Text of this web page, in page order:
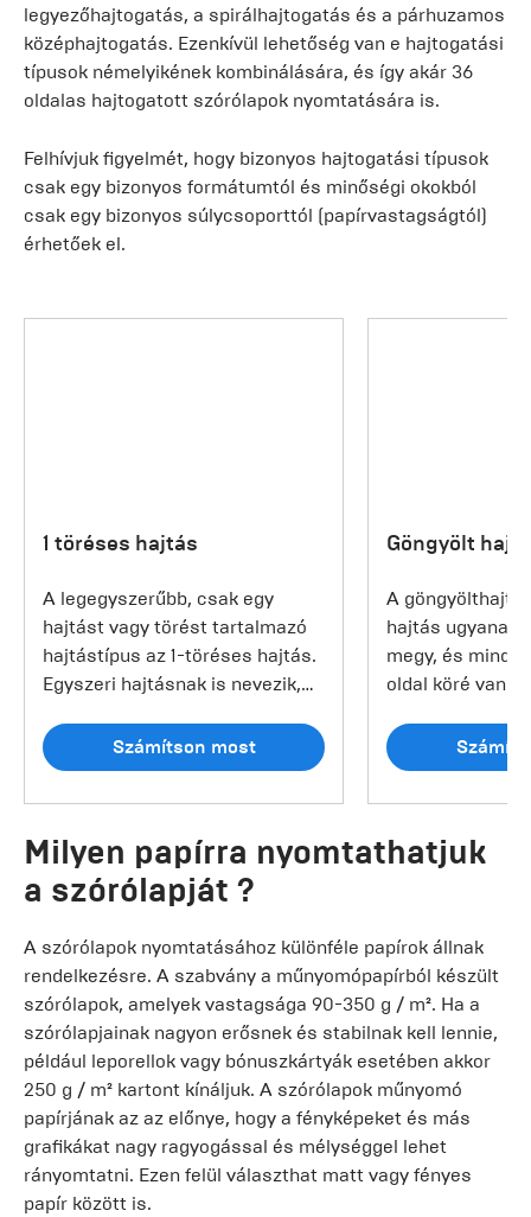
legyezőhajtogatás, a spirálhajtogatás és a párhuzamos
középhajtogatás. Ezenkívül lehetőség van e hajtogatási
típusok némelyikének kombinálására, és így akár 36
oldalas hajtogatott szórólapok nyomtatására is.
Felhívjuk figyelmét, hogy bizonyos hajtogatási típusok
csak egy bizonyos formátumtól és minőségi okokból
csak egy bizonyos súlycsoporttól (papírvastagságtól)
érhetőek el.
1 töréses hajtás
A legegyszerűbb, csak egy
hajtást vagy törést tartalmazó
hajtástípus az 1-töréses hajtás.
Egyszeri hajtásnak is nevezik,
középen. Ez a fajta hajtás 4
oldalas szórólapot eredményez.
Az 1-törésben hajtogatott
alkalmasak hajtogatott
kártyákhoz, például
utalványokhoz vagy
üdvözlőkártyákhoz.
Számítson most
Göngyölt
A
hajtás
megy, és
oldal köré van
formájú kettő
eredményeként
szórólap
is lehetősége
gönygölt
8 oldalas
Milyen papírra nyomtathatjuk
a szórólapját ?
A szórólapok nyomtatásához különféle papírok állnak
rendelkezésre. A szabvány a műnyomópapírból készült
szórólapok, amelyek vastagsága 90-350 g / m². Ha a
szórólapjainak nagyon erősnek és stabilnak kell lennie,
például leporellok vagy bónuszkártyák esetében akkor
250 g / m² kartont kínáljuk. A szórólapok műnyomó
papírjának az az előnye, hogy a fényképeket és más
grafikákat nagy ragyogással és mélységgel lehet
rányomtatni. Ezen felül választhat matt vagy fényes
papír között is.